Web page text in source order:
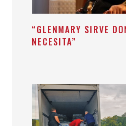
“GLENMARY SIRVE
NECESITA”